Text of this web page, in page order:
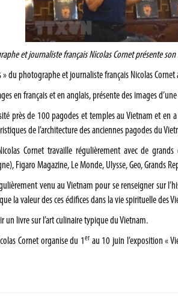
et journaliste français Nicolas Cornet présente
du photographe et journaliste français Nicolas Cornet
en français et en anglais, présente des images
près de 100 pagodes et temples au Vietnam et en
de l’architecture des anciennes pagodes du
Cornet travaille régulièrement avec de
Figaro Magazine, Le Monde, Ulysse, Geo, Grands
venu au Vietnam pour se renseigner sur
la valeur des ces édifices dans la vie spirituelle des
un livre sur l’art culinaire typique du Vietnam.
Cornet organise du 1 er au 10 juin l’exposition «